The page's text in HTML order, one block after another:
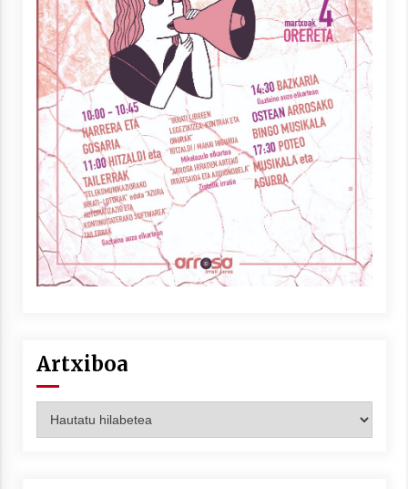
Arrosari buruzko erreportaia
2021/07/16
Berria egunkarian elkarrizketa
Arrosaren 20 urteez
2021/07/06
Hala Bedi irratiko Hizpidea saioan
Artxiboa